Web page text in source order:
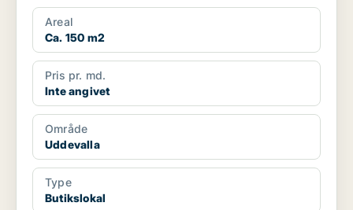
Areal
Ca. 150 m2
Pris pr. md.
Inte angivet
Område
Uddevalla
Type
Butikslokal